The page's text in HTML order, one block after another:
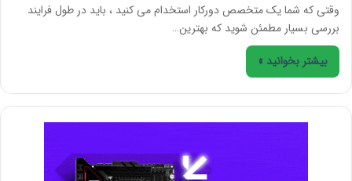
وقتی که شما یک متخصص دورکار استخدام می کنید ، باید در طول فرایند
بررسی بسیار مطمئن شوید که بهترین…
بیشتر بخوانید »